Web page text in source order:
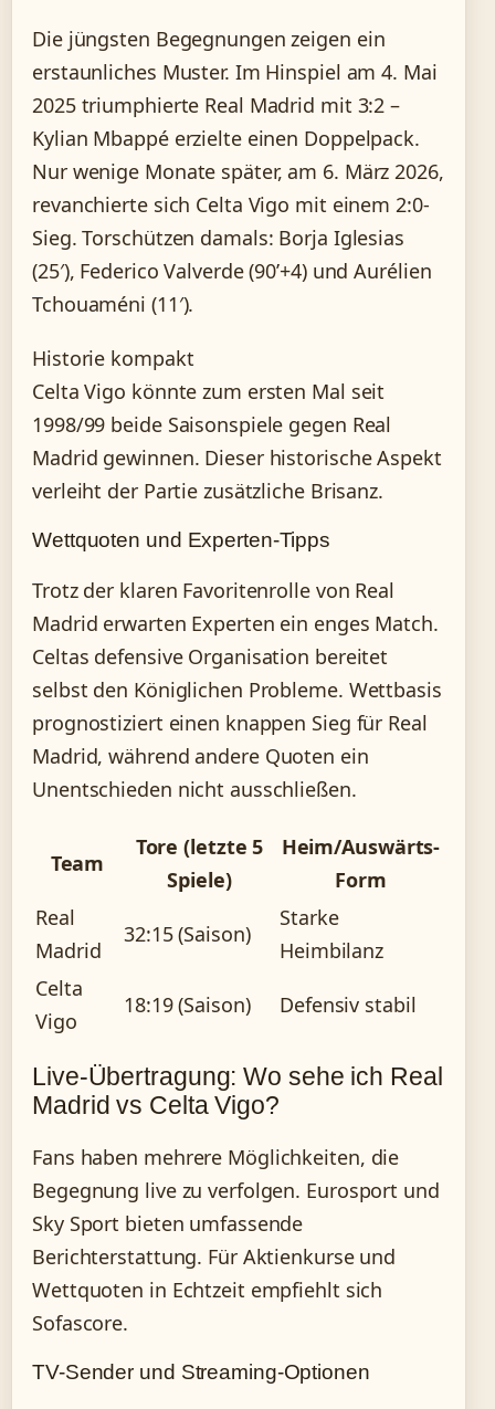
Die jüngsten Begegnungen zeigen ein
erstaunliches Muster. Im Hinspiel am 4. Mai
2025 triumphierte Real Madrid mit 3:2 –
Kylian Mbappé erzielte einen Doppelpack.
Nur wenige Monate später, am 6. März 2026,
revanchierte sich Celta Vigo mit einem 2:0-
Sieg. Torschützen damals: Borja Iglesias
(25′), Federico Valverde (90’+4) und Aurélien
Tchouaméni (11′).
Historie kompakt
Celta Vigo könnte zum ersten Mal seit
1998/99 beide Saisonspiele gegen Real
Madrid gewinnen. Dieser historische Aspekt
verleiht der Partie zusätzliche Brisanz.
Wettquoten und Experten-Tipps
Trotz der klaren Favoritenrolle von Real
Madrid erwarten Experten ein enges Match.
Celtas defensive Organisation bereitet
selbst den Königlichen Probleme. Wettbasis
prognostiziert einen knappen Sieg für Real
Madrid, während andere Quoten ein
Unentschieden nicht ausschließen.
Team
Tore (letzte 5
Spiele)
Heim/Auswärts-
Form
Real
Madrid
32:15 (Saison)
Starke
Heimbilanz
Celta
Vigo
18:19 (Saison) Defensiv stabil
Live-Übertragung: Wo sehe ich Real
Madrid vs Celta Vigo?
Fans haben mehrere Möglichkeiten, die
Begegnung live zu verfolgen. Eurosport und
Sky Sport bieten umfassende
Berichterstattung. Für Aktienkurse und
Wettquoten in Echtzeit empfiehlt sich
Sofascore.
TV-Sender und Streaming-Optionen